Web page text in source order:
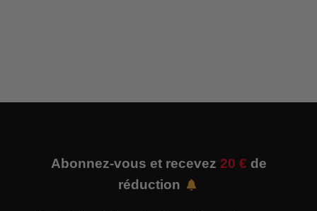
Abonnez-vous et recevez 20 € de
réduction